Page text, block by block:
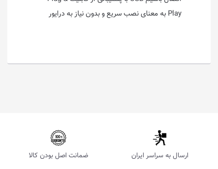
Play به معنای نصب سریع و بدون نیاز به درایور
ارسال به سراسر ایران ضمانت اصل بودن کالا